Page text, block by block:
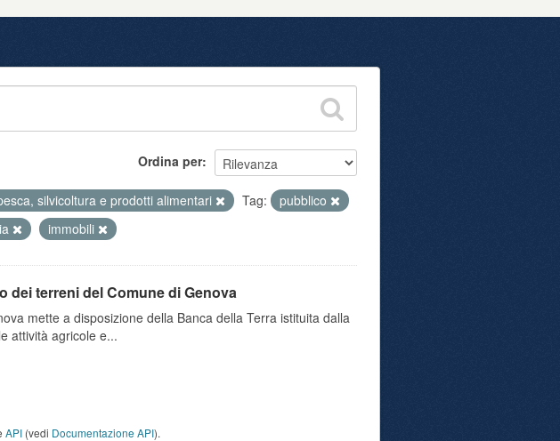
Ordina per
silvicoltura e prodotti alimentari Tag:
pubblico
immobili
dei terreni del Comune di Genova
mette a disposizione della Banca della Terra istituita dalla
attività agricole e...
API (vedi Documentazione API).